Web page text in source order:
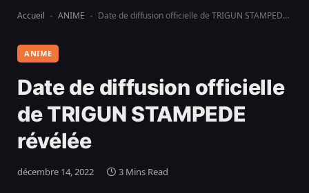
Accueil - ANIME - Date de diffusion officielle de TRIGUN STAMPEDE révélée
ANIME
Date de diffusion officielle
de TRIGUN STAMPEDE
révélée
décembre 14, 2022 3 Mins Read